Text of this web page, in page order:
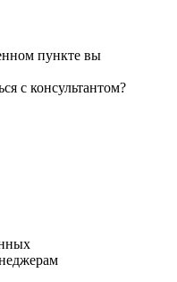
пункте вы
с консультантом?